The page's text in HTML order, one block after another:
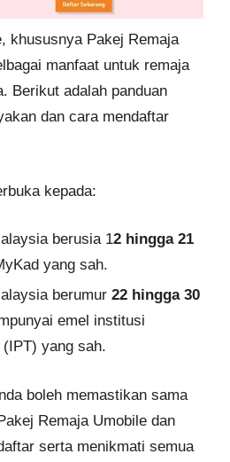
khususnya Pakej Remaja
manfaat untuk remaja
Berikut adalah panduan
dan cara mendaftar
kepada:
berusia 12 hingga 21
yang sah.
berumur 22 hingga 30
emel institusi
yang sah​.
boleh memastikan sama
Remaja Umobile dan
serta menikmati semua